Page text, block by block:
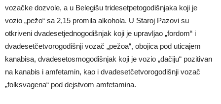
vozačke dozvole, a u Belegišu tridesetpetogodišnjaka koji je
vozio „pežo“ sa 2,15 promila alkohola. U Staroj Pazovi su
otkriveni dvadesetjednogodišnjak koji je upravljao „fordom“ i
dvadesetčetvorogodišnji vozač „pežoa“, obojica pod uticajem
kanabisa, dvadesetosmogodišnjak koji je vozio „dačiju“ pozitivan
na kanabis i amfetamin, kao i dvadesetčetvorogodišnji vozač
„folksvagena“ pod dejstvom amfetamina.